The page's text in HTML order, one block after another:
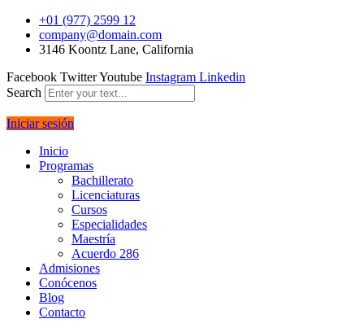
+01 (977) 2599 12
company@domain.com
3146 Koontz Lane, California
Facebook TwitterYoutube Instagram Linkedin
Search
Iniciar sesión
Inicio
Programas
Bachillerato
Licenciaturas
Cursos
Especialidades
Maestría
Acuerdo 286
Admisiones
Conócenos
Blog
Contacto